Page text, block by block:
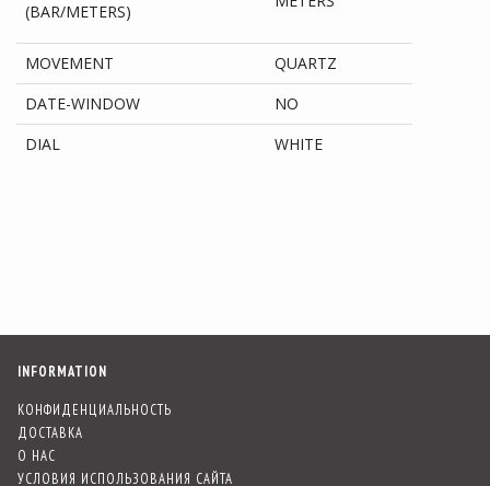
(BAR/METERS)
MOVEMENT
QUARTZ
DATE-WINDOW
NO
DIAL
WHITE
INFORMATION
КОНФИДЕНЦИАЛЬНОСТЬ
ДОСТАВКА
О НАС
УСЛОВИЯ ИСПОЛЬЗОВАНИЯ САЙТА